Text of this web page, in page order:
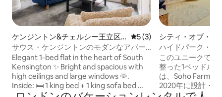
ケンジントン&チェルシー王立区
のマンション・アパート
レビュー3件、5つ星中5つ
5 (3)
サウス・ケンジントンのモダンなアパー
ト（バルコニー付き）
Elegant 1-bed flat in the heart of South
Kensington ✨ Bright and spacious with
high ceilings and large windows 🌞.
Inside: 🛏 1 king bed + 1 king sofa bed 🛋
Bright living room 🌿 Private furnished
シティ・オブ・ウ
スターの一軒家
ハイドパーク・ノ
デザイナーズミュ
このユニークでス
整った1ベッドル
は、Soho
2020年に設計・
石畳の路地にひっ